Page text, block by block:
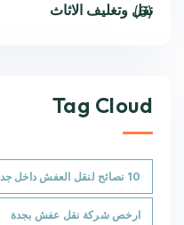
نقل وتغليف الاثاث
(6)
Tag Cloud
10 نصائح لنقل العفش داخل جدة
ارخص شركة نقل عفش بجدة